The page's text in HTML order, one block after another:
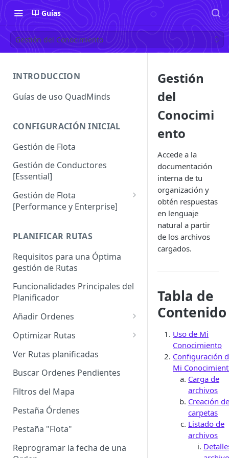
Guías
Gestión del Conocimiento
INTRODUCCION
Guías de uso QuadMinds
CONFIGURACIÓN INICIAL
Gestión de Flota
Gestión de Conductores
[Essential]
Gestión de Flota
[Performance y Enterprise]
Enterprise]
Vehículos
Agrupación de dispositivos
Asignación de dispositivos a
usuarios
PLANIFICAR RUTAS
Requisitos para una Óptima
gestión de Rutas
Funcionalidades Principales del
Planificador
Añadir Ordenes
Definición de una Orden
Añadir de forma manual
Añadir con el archivo standard
Añadir con Plantilla propia
Añadir con la plantilla
Añadir desde Tiendas e-
Optimizar Rutas
¿Cómo Saber si mi ruta está
optimizada?
Variables para optimizar las
Rutas
Definir la Ventana Horaria de
Ver Rutas planificadas
Buscar Ordenes Pendientes
Filtros del Mapa
Pestaña Órdenes
Pestaña "Flota"
Reprogramar la fecha de una
Gestión
del
Conocimi
ento
Accede a la
documentación
interna de tu
organización y
obtén respuestas
en lenguaje
natural a partir
de los archivos
cargados.
Tabla de
Contenido
Uso de Mi
Conocimiento
Configuración
Mi
Carga de
archivos
Creación de
carpetas
Listado de
archivos